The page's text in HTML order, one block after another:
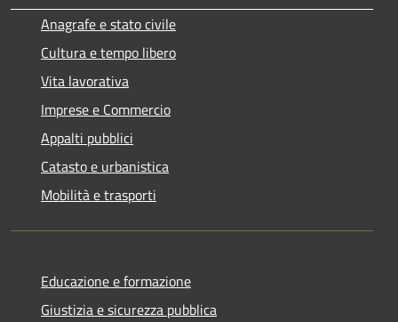
Anagrafe e stato civile
Cultura e tempo libero
Vita lavorativa
Imprese e Commercio
Appalti pubblici
Catasto e urbanistica
Mobilità e trasporti
Educazione e formazione
Giustizia e sicurezza pubblica